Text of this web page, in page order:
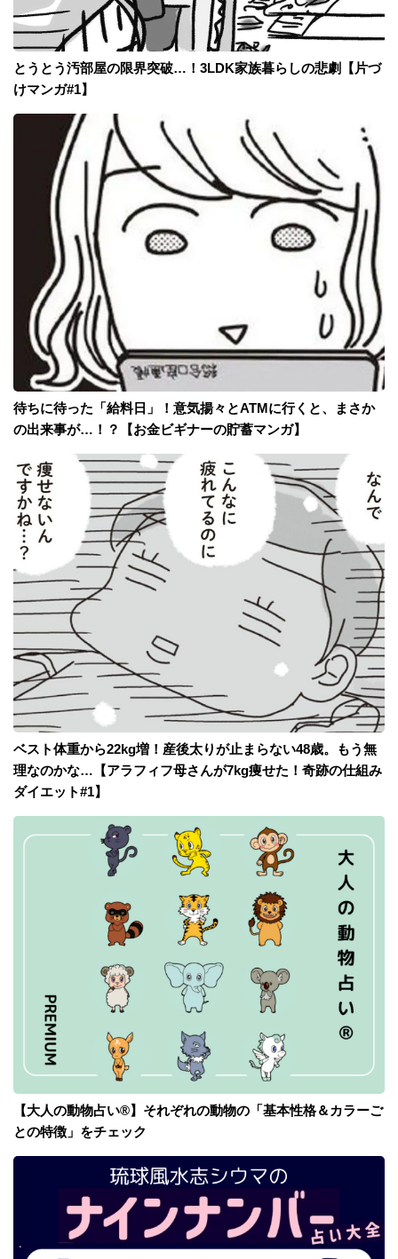
とうとう汚部屋の限界突破…！3LDK家族暮らしの悲劇【片づ
けマンガ#1】
待ちに待った「給料日」！意気揚々とATMに行くと、まさか
の出来事が…！？【お金ビギナーの貯蓄マンガ】
ベスト体重から22kg増！産後太りが止まらない48歳。もう無
理なのかな…【アラフィフ母さんが7kg痩せた！奇跡の仕組み
ダイエット#1】
【大人の動物占い®】それぞれの動物の「基本性格＆カラーご
との特徴」をチェック